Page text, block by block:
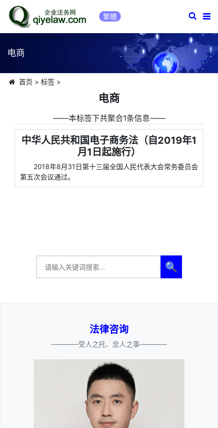
繁體
电商
首页 > 标签>
电商
――本标签下共聚合1条信息――
中华人民共和国电子商务法（自2019年1
月1日起施行）
2018年8月31日第十三届全国人民代表大会常务委员会
第五次会议通过。
🔍
法律咨询
————受人之托、忠人之事————